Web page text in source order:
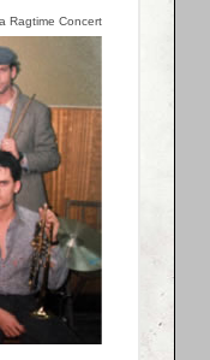
Ragtime Concert